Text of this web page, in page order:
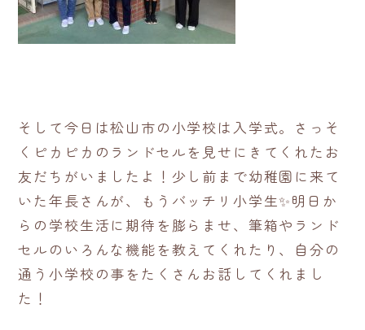
そして今日は松山市の小学校は入学式。さっそ
くピカピカのランドセルを見せにきてくれたお
友だちがいましたよ！少し前まで幼稚園に来て
いた年長さんが、もうバッチリ小学生✨明日か
らの学校生活に期待を膨らませ、筆箱やランド
セルのいろんな機能を教えてくれたり、自分の
通う小学校の事をたくさんお話してくれまし
た！